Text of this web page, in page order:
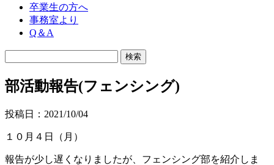
卒業生の方へ
事務室より
Q＆A
部活動報告(フェンシング)
投稿日：2021/10/04
１０月４日（月）
報告が少し遅くなりましたが、フェンシング部を紹介しま